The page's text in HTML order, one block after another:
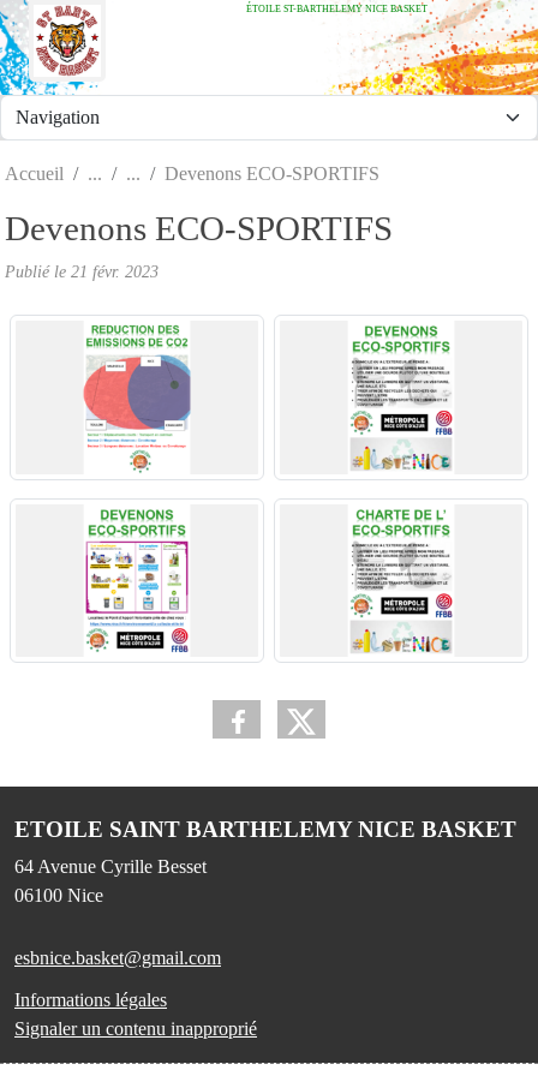
ÉTOILE ST-BARTHELEMY NICE BASKET
Accueil Devenons ECO-SPORTIFS
Devenons ECO-SPORTIFS
Publié le 21 févr. 2023
ETOILE SAINT BARTHELEMY NICE BASKET
64 Avenue Cyrille Besset
06100 Nice
esbnice.basket@gmail.com
Informations légales
Signaler un contenu inapproprié
Panneau de gestion des cookies